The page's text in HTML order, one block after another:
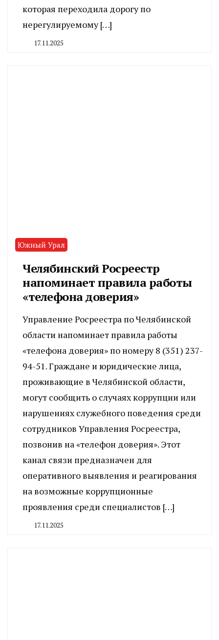
которая переходила дорогу по
нерегулируемому […]
17.11.2025
Южный Урал
Челябинский Росреестр
напоминает правила работы
«телефона доверия»
Управление Росреестра по Челябинской
области напоминает правила работы
«телефона доверия» по номеру 8 (351) 237-
94-51. Граждане и юридические лица,
проживающие в Челябинской области,
могут сообщить о случаях коррупции или
нарушениях служебного поведения среди
сотрудников Управления Росреестра,
позвонив на «телефон доверия». Этот
канал связи предназначен для
оперативного выявления и реагирования
на возможные коррупционные
проявления среди специалистов […]
17.11.2025